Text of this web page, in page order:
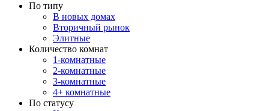
По типу
В новых домах
Вторичный рынок
Элитные
Количество комнат
1-комнатные
2-комнатные
3-комнатные
4+ комнатные
По статусу